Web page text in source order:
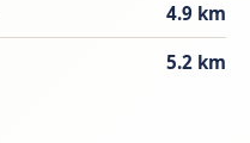
4.9 km
5.2 km